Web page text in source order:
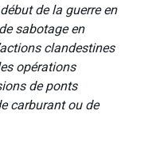
de la guerre en
sabotage en
clandestines
opérations
de ponts
carburant ou de